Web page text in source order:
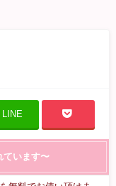
LINE
ています〜